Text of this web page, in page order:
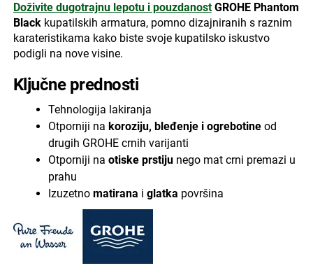
Doživite dugotrajnu lepotu i pouzdanost GROHE Phantom
Blackkupatilskih armatura, pomno dizajniranih s raznim
karateristikama kako biste svoje kupatilsko iskustvo
podigli na nove visine.
Ključne prednosti
Tehnologija lakiranja
Otporniji na koroziju, bleđenje i ogrebotineod
drugih GROHE crnih varijanti
Otporniji na otiske prstijunego mat crni premazi u
prahu
Izuzetnomatirana i glatka površina